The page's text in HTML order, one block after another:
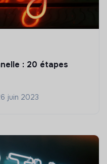
: 20 étapes
juin 2023